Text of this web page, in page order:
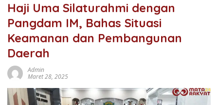
Haji Uma Silaturahmi dengan
Pangdam IM, Bahas Situasi
Keamanan dan Pembangunan
Daerah
Admin
Maret 28, 2025